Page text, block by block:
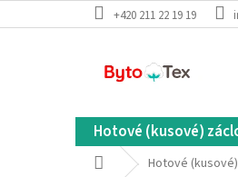
na
+420 211 22 19 19
Hotové (kusové)
Domů Hotové